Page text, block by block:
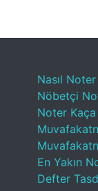
Nasıl
Nöbetçi
Noter Kaça
En Yakın
Defter